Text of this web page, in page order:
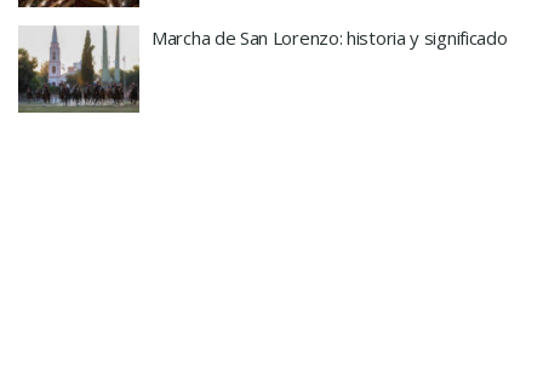
Marcha de San Lorenzo: historia y significado